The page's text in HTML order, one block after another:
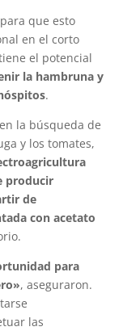
que esto
en el corto
el potencial
la hambruna y
.
la búsqueda de
y los tomates,
producir
de
con acetato
para
, aseguraron.
las